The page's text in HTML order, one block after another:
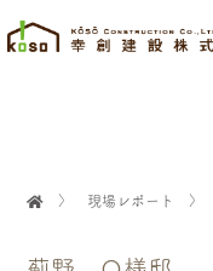
〉 現場レポート 〉